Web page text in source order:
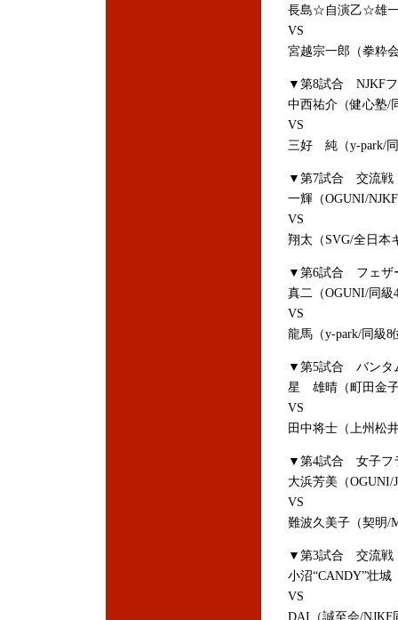
長島☆自演乙☆雄一
VS
宮越宗一郎（拳粋
▼第8試合 NJKF
中西祐介（健心塾/
VS
三好 純（y-park/
▼第7試合 交流
一輝（OGUNI/
VS
翔太（SVG/全日本
▼第6試合 フェザ
真二（OGUNI/同級
VS
龍馬（y-park/同級8
▼第5試合 バンタ
星 雄晴（町田金
VS
田中将士（上州松
▼第4試合 女子フ
大浜芳美（OGUNI/
VS
難波久美子（契明/
▼第3試合 交流
小沼“CANDY”壮城
VS
DAI（誠至会/NJKF